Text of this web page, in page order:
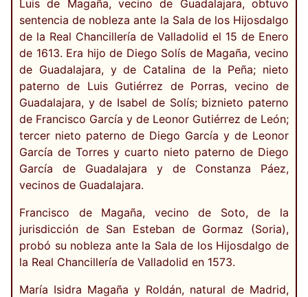
Luis de Magaña, vecino de Guadalajara, obtuvo
sentencia de nobleza ante la Sala de los Hijosdalgo
de la Real Chancillería de Valladolid el 15 de Enero
de 1613. Era hijo de Diego Solís de Magaña, vecino
de Guadalajara, y de Catalina de la Peña; nieto
paterno de Luis Gutiérrez de Porras, vecino de
Guadalajara, y de Isabel de Solís; biznieto paterno
de Francisco García y de Leonor Gutiérrez de León;
tercer nieto paterno de Diego García y de Leonor
García de Torres y cuarto nieto paterno de Diego
García de Guadalajara y de Constanza Páez,
vecinos de Guadalajara.
Francisco de Magaña, vecino de Soto, de la
jurisdicción de San Esteban de Gormaz (Soria),
probó su nobleza ante la Sala de los Hijosdalgo de
la Real Chancillería de Valladolid en 1573.
María Isidra Magaña y Roldán, natural de Madrid,